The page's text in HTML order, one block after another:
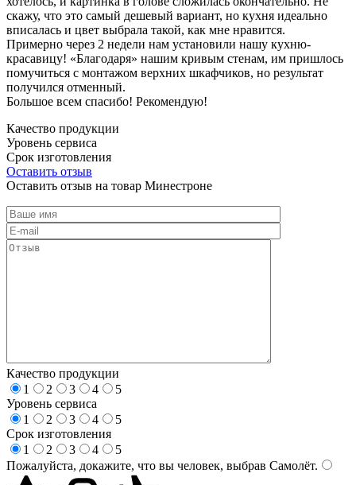
скажу, что это самый дешевый вариант, но кухня идеально
вписалась и цвет выбрала такой, как мне нравится.
Примерно через 2 недели нам установили нашу кухню-
красавицу! «Благодаря» нашим кривым стенам, им пришлось
помучиться с монтажом верхних шкафчиков, но результат
получился отменный.
Большое всем спасибо! Рекомендую!
Качество продукции
Уровень сервиса
Срок изготовления
Оставить отзыв
Оставить отзыв на товар Минестроне
Качество продукции
1
2 3 4
5
Уровень сервиса
1
2 3 4
5
Срок изготовления
1
2 3 4
5
Пожалуйста, докажите, что вы человек, выбрав Самолёт.